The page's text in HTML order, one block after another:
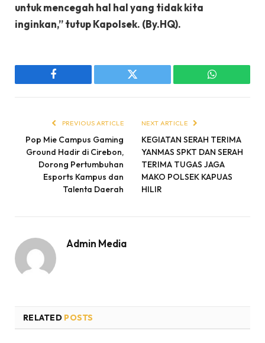
untuk mencegah hal hal yang tidak kita
inginkan,” tutup Kapolsek. (By.HQ).
Facebook Twitter WhatsApp
PREVIOUS ARTICLE
Pop Mie Campus Gaming
Ground Hadir di Cirebon,
Dorong Pertumbuhan
Esports Kampus dan
Talenta Daerah
NEXT ARTICLE
KEGIATAN SERAH TERIMA
YANMAS SPKT DAN SERAH
TERIMA TUGAS JAGA
MAKO POLSEK KAPUAS
HILIR
Admin Media
RELATED POSTS